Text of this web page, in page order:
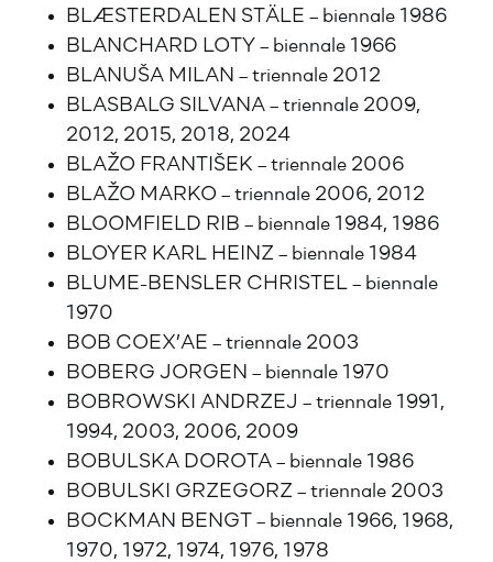
BLÆSTERDALEN STÄLE – biennale 1986
BLANCHARD LOTY – biennale 1966
BLANUŠA MILAN – triennale 2012
BLASBALG SILVANA – triennale 2009,
2012, 2015, 2018, 2024
BLAŽO FRANTIŠEK – triennale 2006
BLAŽO MARKO – triennale 2006, 2012
BLOOMFIELD RIB – biennale 1984, 1986
BLOYER KARL HEINZ – biennale 1984
BLUME-BENSLER CHRISTEL – biennale
1970
BOB COEX’AE – triennale 2003
BOBERG JORGEN – biennale 1970
BOBROWSKI ANDRZEJ – triennale 1991,
1994, 2003, 2006, 2009
BOBULSKA DOROTA – biennale 1986
BOBULSKI GRZEGORZ – triennale 2003
BOCKMAN BENGT – biennale 1966, 1968,
1970, 1972, 1974, 1976, 1978